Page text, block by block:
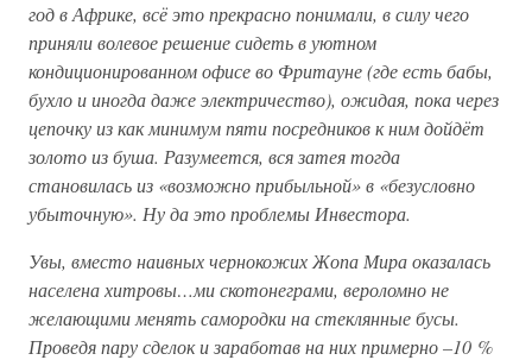
год в Африке, всё это прекрасно понимали, в силу чего
приняли волевое решение сидеть в уютном
кондиционированном офисе во Фритауне (где есть бабы,
бухло и иногда даже электричество), ожидая, пока через
цепочку из как минимум пяти посредников к ним дойдёт
золото из буша. Разумеется, вся затея тогда
становилась из «возможно прибыльной» в «безусловно
убыточную». Ну да это проблемы Инвестора.
Увы, вместо наивных чернокожих Жопа Мира оказалась
населена хитровы…ми скотонеграми, вероломно не
желающими менять самородки на стеклянные бусы.
Проведя пару сделок и заработав на них примерно –10 %